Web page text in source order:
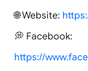
🌐 Website:
💭 Facebook:
https://